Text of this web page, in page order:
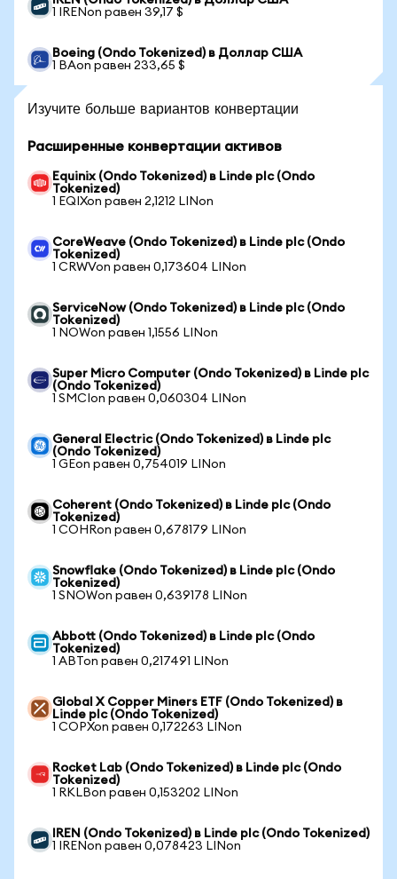
1 IRENon равен 39,17 $
Boeing (Ondo Tokenized) в Доллар США
1 BAon равен 233,65 $
Изучите больше вариантов конвертации
Расширенные конвертации активов
Equinix (Ondo Tokenized) в Linde plc (Ondo
Tokenized)
1 EQIXon равен 2,1212 LINon
CoreWeave (Ondo Tokenized) в Linde plc (Ondo
Tokenized)
1 CRWVon равен 0,173604 LINon
ServiceNow (Ondo Tokenized) в Linde plc (Ondo
Tokenized)
1 NOWon равен 1,1556 LINon
Super Micro Computer (Ondo Tokenized) в Linde plc
(Ondo Tokenized)
1 SMCIon равен 0,060304 LINon
General Electric (Ondo Tokenized) в Linde plc
(Ondo Tokenized)
1 GEon равен 0,754019 LINon
Coherent (Ondo Tokenized) в Linde plc (Ondo
Tokenized)
1 COHRon равен 0,678179 LINon
Snowflake (Ondo Tokenized) в Linde plc (Ondo
Tokenized)
1 SNOWon равен 0,639178 LINon
Abbott (Ondo Tokenized) в Linde plc (Ondo
Tokenized)
1 ABTon равен 0,217491 LINon
Global X Copper Miners ETF (Ondo Tokenized) в
Linde plc (Ondo Tokenized)
1 COPXon равен 0,172263 LINon
Rocket Lab (Ondo Tokenized) в Linde plc (Ondo
Tokenized)
1 RKLBon равен 0,153202 LINon
IREN (Ondo Tokenized) в Linde plc (Ondo Tokenized)
1 IRENon равен 0,078423 LINon